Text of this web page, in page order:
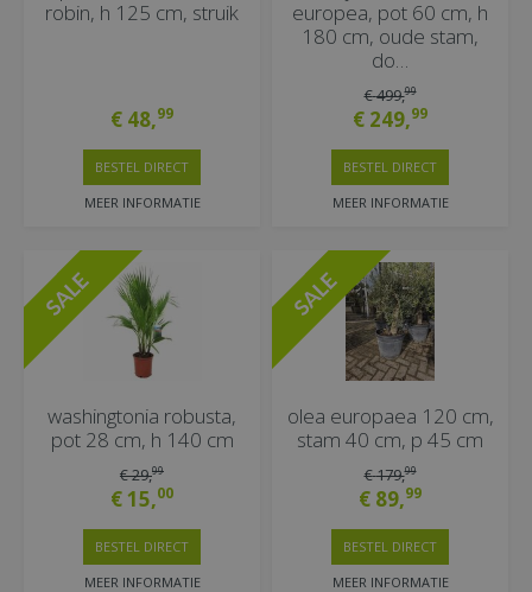
robin, h 125 cm, struik
€ 48,99
MEER INFORMATIE
BESTEL DIRECT
europea, pot 60 cm, h
180 cm, oude stam,
do…
€499,99
€ 249,99
MEER INFORMATIE
BESTEL DIRECT
washingtonia robusta,
pot 28 cm, h 140 cm
€29,99
€15,00
MEER INFORMATIE
BESTEL DIRECT
olea europaea 120 cm,
stam 40 cm, p 45 cm
€179,99
€ 89,99
MEER INFORMATIE
BESTEL DIRECT